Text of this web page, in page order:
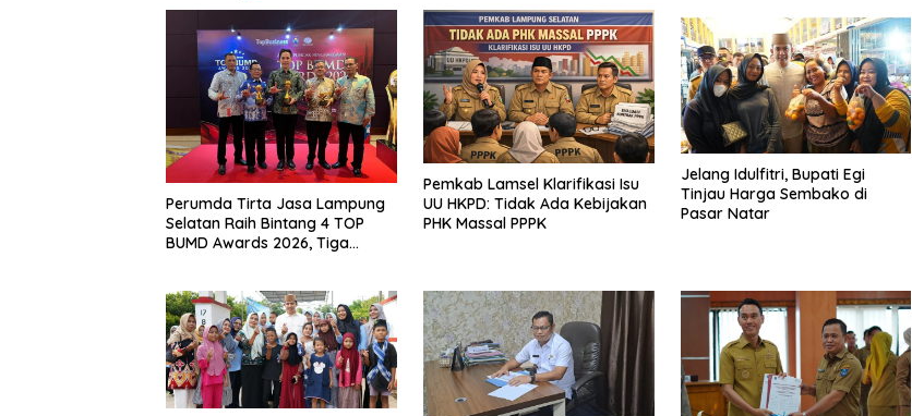
Perumda Tirta Jasa Lampung
Selatan Raih Bintang 4 TOP
BUMD Awards 2026, Tiga
Pemkab Lamsel Klarifikasi Isu
UU HKPD: Tidak Ada Kebijakan
PHK Massal PPPK
Jelang Idulfitri, Bupati Egi
Tinjau Harga Sembako di
Pasar Natar